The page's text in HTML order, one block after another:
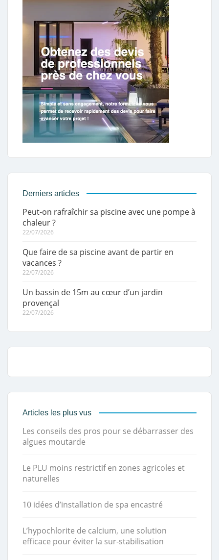
Derniers articles
Peut-on rafraîchir sa piscine avec une pompe à
chaleur ?
22/07/2026
Que faire de sa piscine avant de partir en
vacances ?
22/07/2026
Un bassin de 15m au cœur d’un jardin
provençal
22/07/2026
Articles les plus vus
Les conseils des pros pour se débarrasser des
algues moutarde
Le PLU moins restrictif en zones agricoles et
naturelles
10 idées d’installation de spa encastré
L’hypochlorite de calcium, une solution
efficace pour éviter la sur-stabilisation